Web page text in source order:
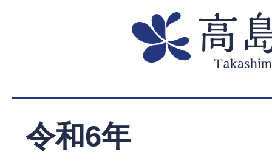
令和6年